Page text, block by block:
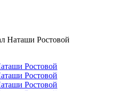
Наташи Ростовой